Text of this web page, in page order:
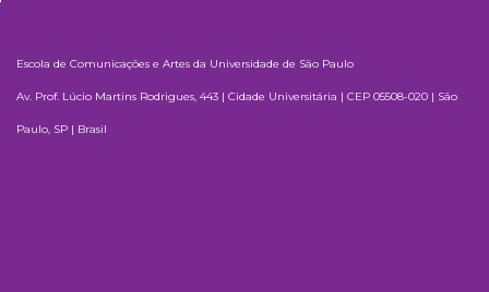
Escola de Comunicações e Artes da Universidade de São Paulo
Av. Prof. Lúcio Martins Rodrigues, 443 | Cidade Universitária | CEP 05508-020 | São
Paulo, SP | Brasil